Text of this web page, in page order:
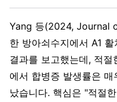
Yang 등(2024, Journal
한 방아쇠수지에서 A1
결과를 보고했는데, 적
에서 합병증 발생률은
났습니다. 핵심은 "적절